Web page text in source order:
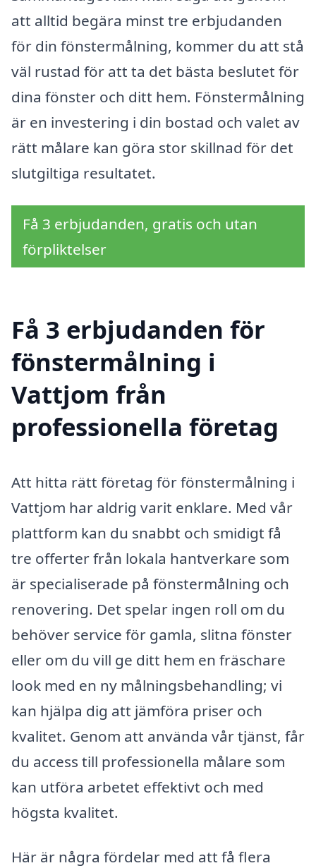
att alltid begära minst tre erbjudanden
för din fönstermålning, kommer du att stå
väl rustad för att ta det bästa beslutet för
dina fönster och ditt hem. Fönstermålning
är en investering i din bostad och valet av
rätt målare kan göra stor skillnad för det
slutgiltiga resultatet.
Få 3 erbjudanden, gratis och utan
förpliktelser
Få 3 erbjudanden för
fönstermålning i
Vattjom från
professionella företag
Att hitta rätt företag för fönstermålning i
Vattjom har aldrig varit enklare. Med vår
plattform kan du snabbt och smidigt få
tre offerter från lokala hantverkare som
är specialiserade på fönstermålning och
renovering. Det spelar ingen roll om du
behöver service för gamla, slitna fönster
eller om du vill ge ditt hem en fräschare
look med en ny målningsbehandling; vi
kan hjälpa dig att jämföra priser och
kvalitet. Genom att använda vår tjänst, får
du access till professionella målare som
kan utföra arbetet effektivt och med
högsta kvalitet.
Här är några fördelar med att få flera